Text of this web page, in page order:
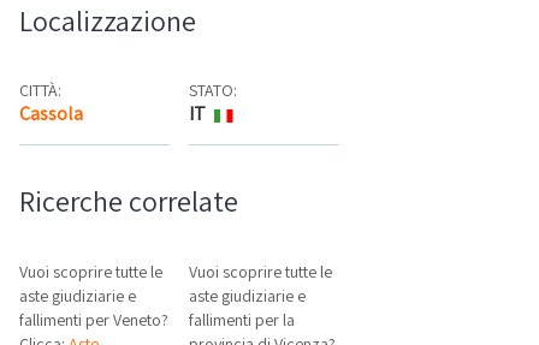
Localizzazione
CITTÀ:
Cassola Mappa
STATO:
IT
Ricerche correlate
Vuoi scoprire tutte le
aste giudiziarie e
fallimenti per Veneto?
Vuoi scoprire tutte le
aste giudiziarie e
fallimenti per la